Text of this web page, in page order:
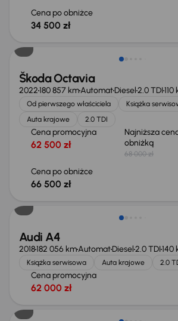
Cena po obniżce
34 500 zł
Taniej o 1 500 zł
Škoda Octavia
2022180 857 kmAutomatDiesel2.0 TDI110
Od pierwszego właściciela
Książka
Auta krajowe
2.0 TDI
Cena promocyjna
62 500 zł
Najniższa
obniżką
68 000 zł
Cena po obniżce
66 500 zł
Audi A4
2018182 056 kmAutomatDiesel2.0 TDI140
Książka serwisowa Auta krajowe 2.0
Cena promocyjna
62 000 zł